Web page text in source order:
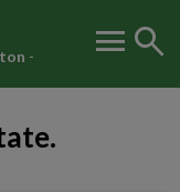
-
menu search